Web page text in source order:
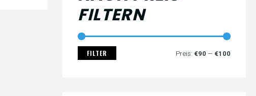
FILTERN
FILTER Preis: €90 — €100